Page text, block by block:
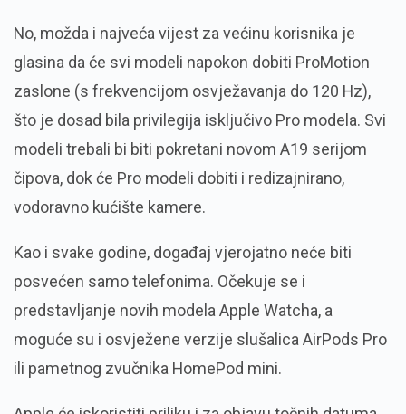
No, možda i najveća vijest za većinu korisnika je
glasina da će svi modeli napokon dobiti ProMotion
zaslone (s frekvencijom osvježavanja do 120 Hz),
što je dosad bila privilegija isključivo Pro modela. Svi
modeli trebali bi biti pokretani novom A19 serijom
čipova, dok će Pro modeli dobiti i redizajnirano,
vodoravno kućište kamere.
Kao i svake godine, događaj vjerojatno neće biti
posvećen samo telefonima. Očekuje se i
predstavljanje novih modela Apple Watcha, a
moguće su i osvježene verzije slušalica AirPods Pro
ili pametnog zvučnika HomePod mini.